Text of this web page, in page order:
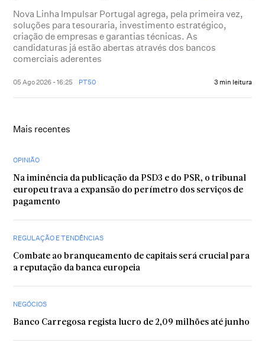
Nova Linha Impulsar Portugal agrega, pela primeira vez,
soluções para tesouraria, investimento estratégico,
criação de empresas e garantias técnicas. As
candidaturas já estão abertas através dos bancos
comerciais aderentes
05 Ago 2026 - 16:25 PT50 3 min leitura
Mais recentes
OPINIÃO
Na iminência da publicação da PSD3 e do PSR, o tribunal
europeu trava a expansão do perímetro dos serviços de
pagamento
REGULAÇÃO E TENDÊNCIAS
Combate ao branqueamento de capitais será crucial para
a reputação da banca europeia
NEGÓCIOS
Banco Carregosa regista lucro de 2,09 milhões até junho